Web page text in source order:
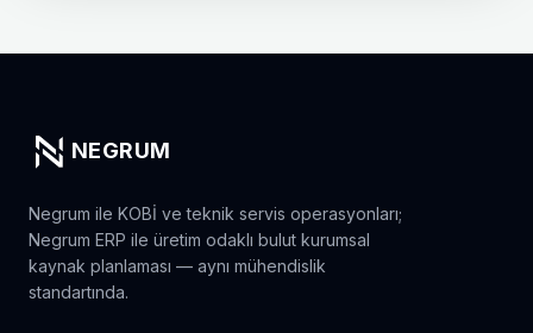
NEGRUM
Negrum ile KOBİ ve teknik servis operasyonları;
Negrum ERP ile üretim odaklı bulut kurumsal
kaynak planlaması — aynı mühendislik
standartında.